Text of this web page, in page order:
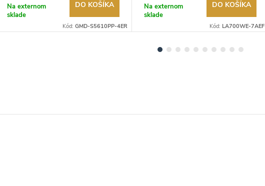
Na externom
sklade
DO KOŠÍKA
Kód: GMD-S5610PP-4ER
Na externom
sklade
DO KOŠÍKA
Kód: LA700WE-7AEF